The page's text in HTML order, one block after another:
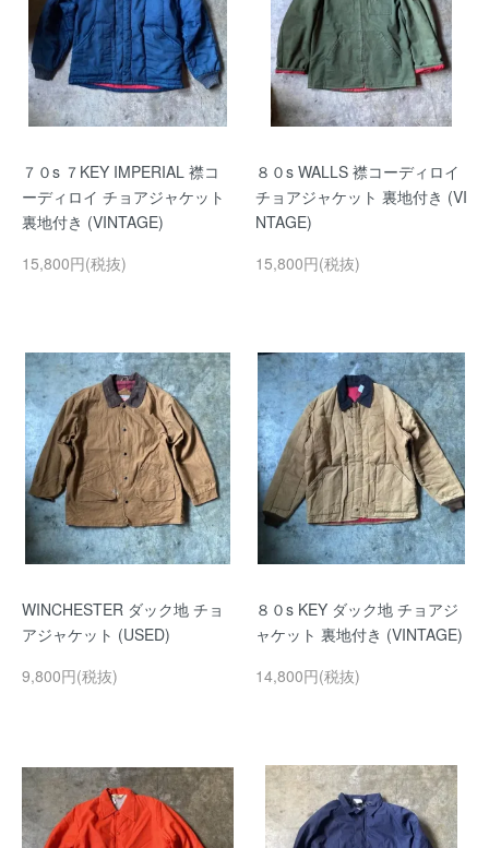
７０s ７KEY IMPERIAL 襟コ
ーディロイ チョアジャケット
裏地付き (VINTAGE)
15,800円(税抜)
８０s WALLS 襟コーディロイ
チョアジャケット 裏地付き (VI
NTAGE)
15,800円(税抜)
WINCHESTER ダック地 チョ
アジャケット (USED)
9,800円(税抜)
８０s KEY ダック地 チョアジ
ャケット 裏地付き (VINTAGE)
14,800円(税抜)